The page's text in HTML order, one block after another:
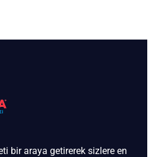
bir araya getirerek sizlere en